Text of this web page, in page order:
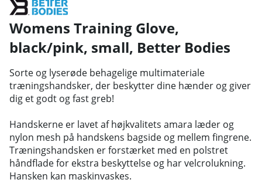
Womens Training Glove,
black/pink, small, Better Bodies
Sorte og lyserøde behagelige multimateriale
træningshandsker, der beskytter dine hænder og giver
dig et godt og fast greb!
Handskerne er lavet af højkvalitets amara læder og
nylon mesh på handskens bagside og mellem fingrene.
Træningshandsken er forstærket med en polstret
håndflade for ekstra beskyttelse og har velcrolukning.
Hansken kan maskinvaskes.